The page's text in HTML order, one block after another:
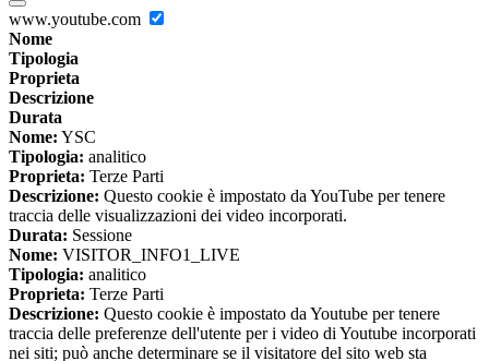
www.youtube.com
Nome
Tipologia
Proprieta
Descrizione
Durata
Nome: YSC
Tipologia: analitico
Proprieta: Terze Parti
Descrizione: Questo cookie è impostato da YouTube per tenere
traccia delle visualizzazioni dei video incorporati.
Durata: Sessione
Nome: VISITOR_INFO1_LIVE
Tipologia: analitico
Proprieta: Terze Parti
Descrizione: Questo cookie è impostato da Youtube per tenere
traccia delle preferenze dell'utente per i video di Youtube incorporati
nei siti; può anche determinare se il visitatore del sito web sta